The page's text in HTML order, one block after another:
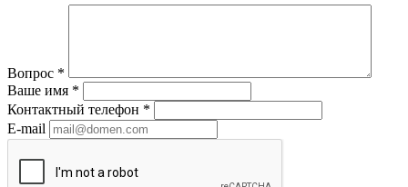
Вопрос *
Ваше имя *
Контактный телефон *
E-mail